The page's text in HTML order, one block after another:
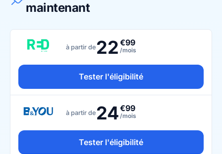
maintenant
à partir de 22 €99
/mois
Tester l'éligibilité
à partir de 24€99
/mois
Tester l'éligibilité